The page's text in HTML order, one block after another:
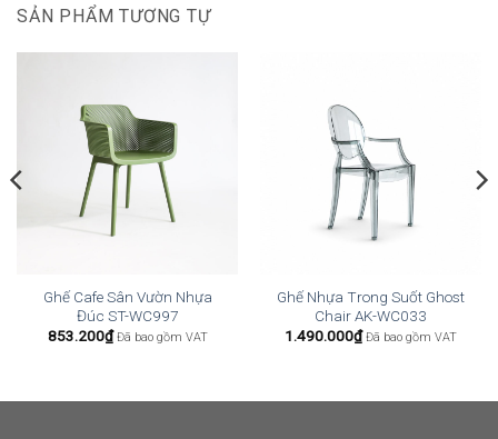
SẢN PHẨM TƯƠNG TỰ
Ghế Cafe Sân Vườn Nhựa
Đúc ST-WC997
853.200₫ Đã bao gồm VAT
Ghế Nhựa Trong Suốt Ghost
Chair AK-WC033
1.490.000₫ Đã bao gồm VAT